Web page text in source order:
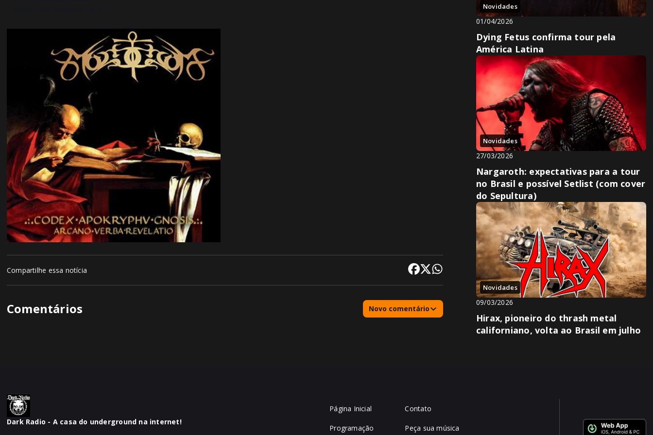
Compartilhe essa notícia
Comentários Novo comentário
Novidades
01/04/2026
Dying Fetus confirma tour pela
América Latina
Novidades
27/03/2026
Nargaroth: expectativas para a tour
no Brasil e possível Setlist (com cover
do Sepultura)
Novidades
09/03/2026
Hirax, pioneiro do thrash metal
californiano, volta ao Brasil em julho
Dark Radio - A casa do underground na internet!
Página Inicial
Programação
Contato
Peça sua música